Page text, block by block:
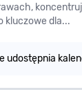
kluczowe dla...
udostępnia